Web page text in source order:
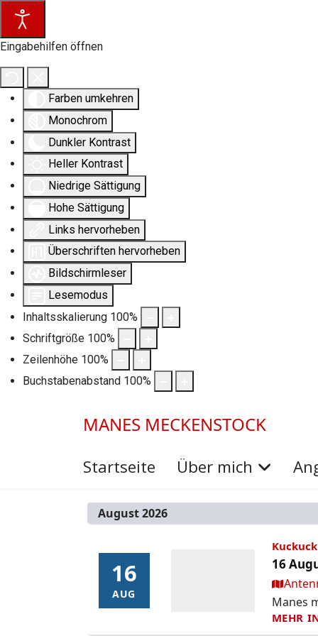
Eingabehilfen öffnen
Farben umkehren
Monochrom
Dunkler Kontrast
Heller Kontrast
Niedrige Sättigung
Hohe Sättigung
Links hervorheben
Überschriften hervorheben
Bildschirmleser
Lesemodus
Inhaltsskalierung 100%
Schriftgröße 100%
Zeilenhöhe 100%
Buchstabenabstand 100%
MANES MECKENSTOCK
Startseite Über mich
August 2026
16
AUG
16
AUG
16
Ort:
Manes
MEHR